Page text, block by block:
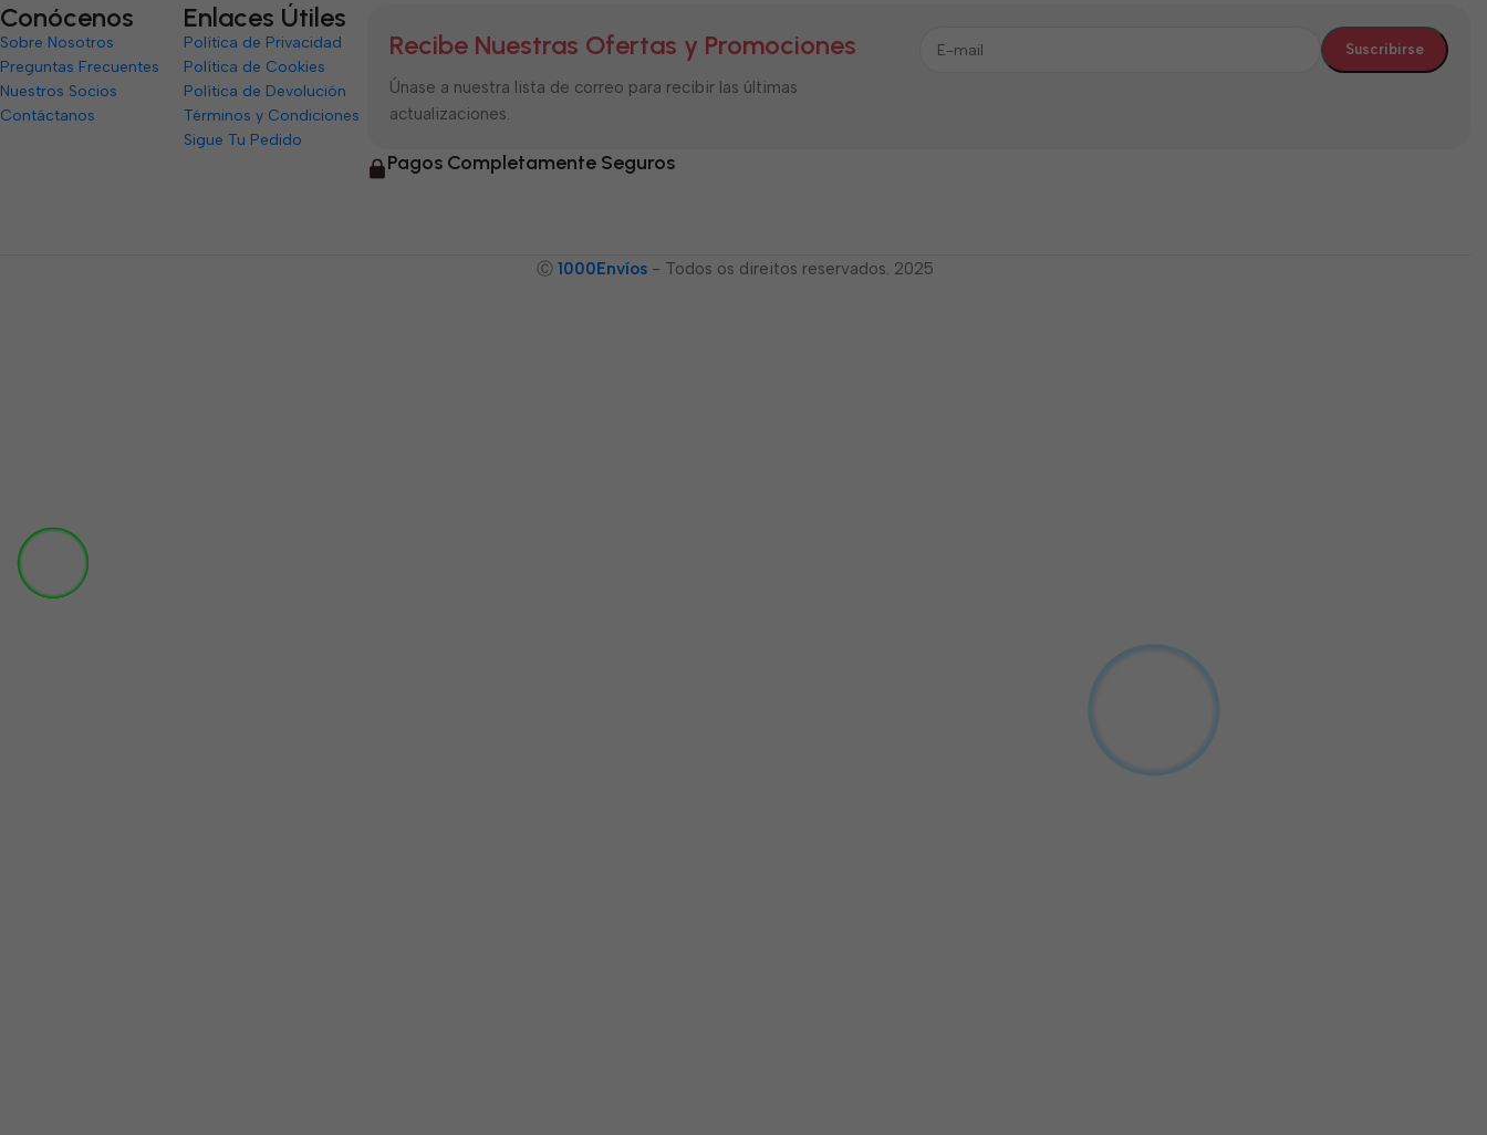
Conócenos
Sobre Nosotros
Preguntas Frecuentes
Nuestros Socios
Contáctanos
Enlaces Útiles
Política de Privacidad
Política de Cookies
Política de Devolución
Términos y Condiciones
Sigue Tu Pedido
Recibe Nuestras Ofertas y Promociones
Únase a nuestra lista de correo para recibir las últimas
actualizaciones.
Pagos Completamente Seguros
Ⓒ 1000Envíos - Todos os direitos reservados. 2025